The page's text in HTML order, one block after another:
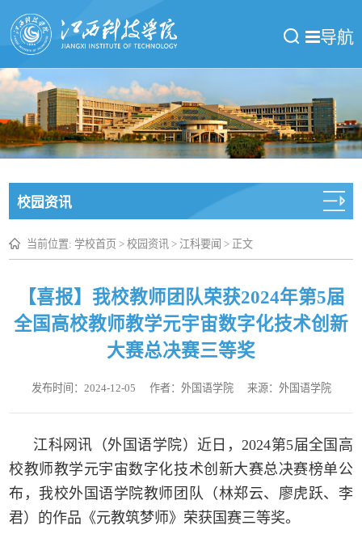
导航
校园资讯
当前位置:学校首页 >校园资讯 > 江科要闻 > 正文
【喜报】我校教师团队荣获2024年第5届
全国高校教师教学元宇宙数字化技术创新
大赛总决赛三等奖
发布时间：2024-12-05 作者：外国语学院 来源：外国语学院
江科网讯（外国语学院）近日，2024第5届全国高
校教师教学元宇宙数字化技术创新大赛总决赛榜单公
布，我校外国语学院教师团队（林郑云、廖虎跃、李
君）的作品《元教筑梦师》荣获国赛三等奖。